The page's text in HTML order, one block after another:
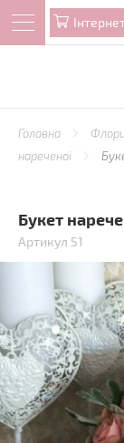
Головна
нареченої
Букет
Артикул 51